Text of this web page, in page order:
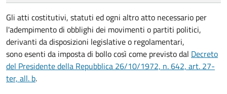
Gli atti costitutivi, statuti ed ogni altro atto necessario per
l'adempimento di obblighi dei movimenti o partiti politici,
derivanti da disposizioni legislative o regolamentari,
sono esenti da imposta di bollo così come previsto dal Decreto
del Presidente della Repubblica 26/10/1972, n. 642, art. 27-
ter, all. b.